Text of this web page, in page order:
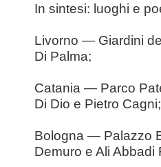
In sintesi: luoghi e
Livorno — Giardini
Di Palma;
Catania — Parco
Di Dio e Pietro Cagni;
Bologna — Palazzo
Demuro e Ali Abbadi